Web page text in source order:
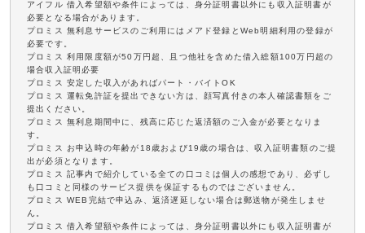
アイフル 借入希望額や条件によっては、身分証明書以外にも収入証明書が
必要となる場合があります。
プロミス 無利息サービスのご利用にはメアド登録とWeb明細利用の登録が
必要です。
プロミス 利用限度額が50万円超、且つ他社を含めた借入総額100万円超の
場合収入証明必要
プロミス 安定した収入があればパート・バイトOK
プロミス 運転免許証を提出できない方は、顔写真付きの本人確認書類をご
提出ください。
プロミス 無利息期間中に、残高に応じた返済額のご入金が必要となりま
す。
プロミス お申込時の年齢が18歳および19歳の場合は、収入証明書類のご提
出が必須となります。
プロミス 記事内で紹介している全ての口コミは個人の感想であり、必ずし
も口コミと同様のサービス提供を保証するものではございません。
プロミス WEB完結で申込み、返済遅延しない場合は郵送物が発生しませ
ん。
プロミス 借入希望額や条件によっては、身分証明書以外にも収入証明書が